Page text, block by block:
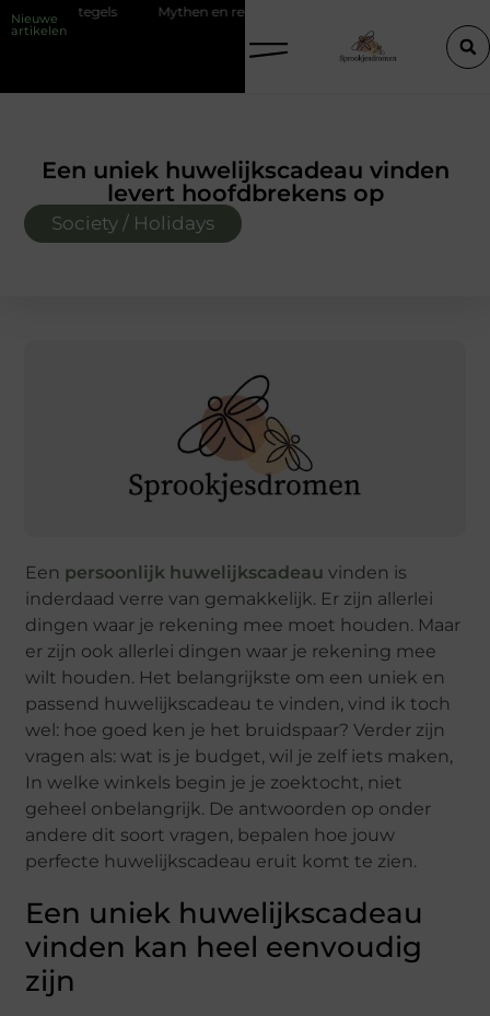
Nieuwe
artikelen
Mythen en realiteiten van een barber opleiding
Een uniek huwelijkscadeau vinden
levert hoofdbrekens op
Society / Holidays
Een persoonlijk huwelijkscadeau vinden is
inderdaad verre van gemakkelijk. Er zijn allerlei
dingen waar je rekening mee moet houden. Maar
er zijn ook allerlei dingen waar je rekening mee
wilt houden. Het belangrijkste om een uniek en
passend huwelijkscadeau te vinden, vind ik toch
wel: hoe goed ken je het bruidspaar? Verder zijn
vragen als: wat is je budget, wil je zelf iets maken,
In welke winkels begin je je zoektocht, niet
geheel onbelangrijk. De antwoorden op onder
andere dit soort vragen, bepalen hoe jouw
perfecte huwelijkscadeau eruit komt te zien.
Een uniek huwelijkscadeau
vinden kan heel eenvoudig
zijn